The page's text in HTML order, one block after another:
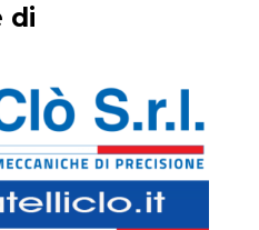
di